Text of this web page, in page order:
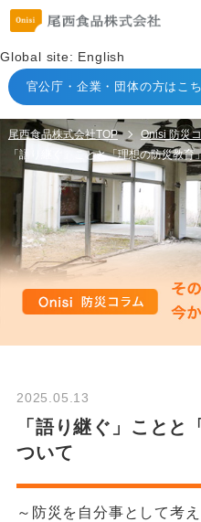
Global site: English
官公庁・企業・団体の方はこ
尾西食品株式会社TOP
Onisi 防災
「語り継ぐ」ことと「理想の防災教育
2025.05.13
「語り継ぐ」ことと
ついて
～防災を自分事として考